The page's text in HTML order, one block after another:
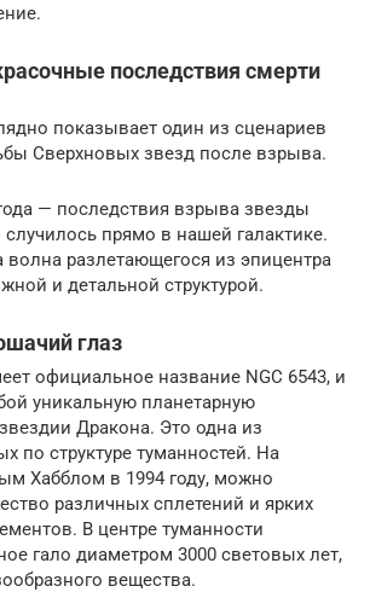
последствия смерти
показывает один из сценариев
Сверхновых звезд после взрыва.
— последствия взрыва звезды
прямо в нашей галактике.
волна разлетающегося из эпицентра
и детальной структурой.
глаз
официальное название NGC 6543, и
уникальную планетарную
Дракона. Это одна из
по структуре туманностей. На
Хабблом в 1994 году, можно
различных сплетений и ярких
В центре туманности
гало диаметром 3000 световых лет,
вещества.